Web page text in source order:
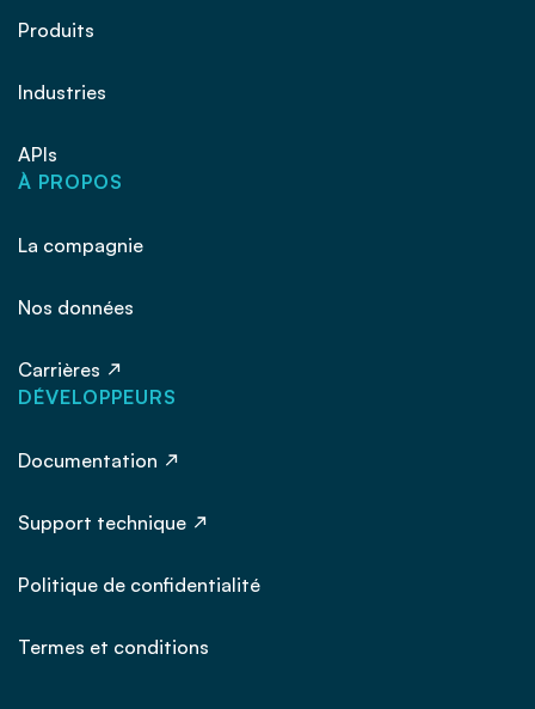
Produits
Industries
APIs
À PROPOS
La compagnie
Nos données
Carrières
DÉVELOPPEURS
Documentation
Support technique
Politique de confidentialité
Termes et conditions